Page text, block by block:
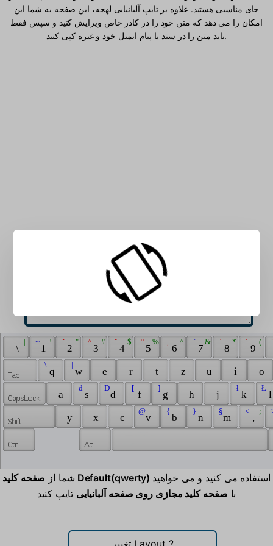
جای مناسبی هستید. علاوه بر تایپ آلبانیایی لهجه، این صفحه به شما این
امکان را می دهد که متن خود را در کادر خاص ویرایش کنید و سپس فقط
باید متن را در سند یا پیام ایمیل خود و غیره کپی کنید.
\
|
1
!
~
2
"
ˇ
3
#
^
4
$
˘
5
%
°
6
^
7
&
`
8
*
˙
9
(
´
q
\
w
|
e r t z u i
o
a
s
đ
d
Đ
f
[
g
]
h j k
ł Ł
y x c v
@
b
{
n
}
m
§
,
;
<
شما از صفحه کلید Default(qwerty) استفاده می کنید و می خواهید
با صفحه کلید مجازی روی صفحه آلبانیایی تایپ کنید
تغییر Layout ?